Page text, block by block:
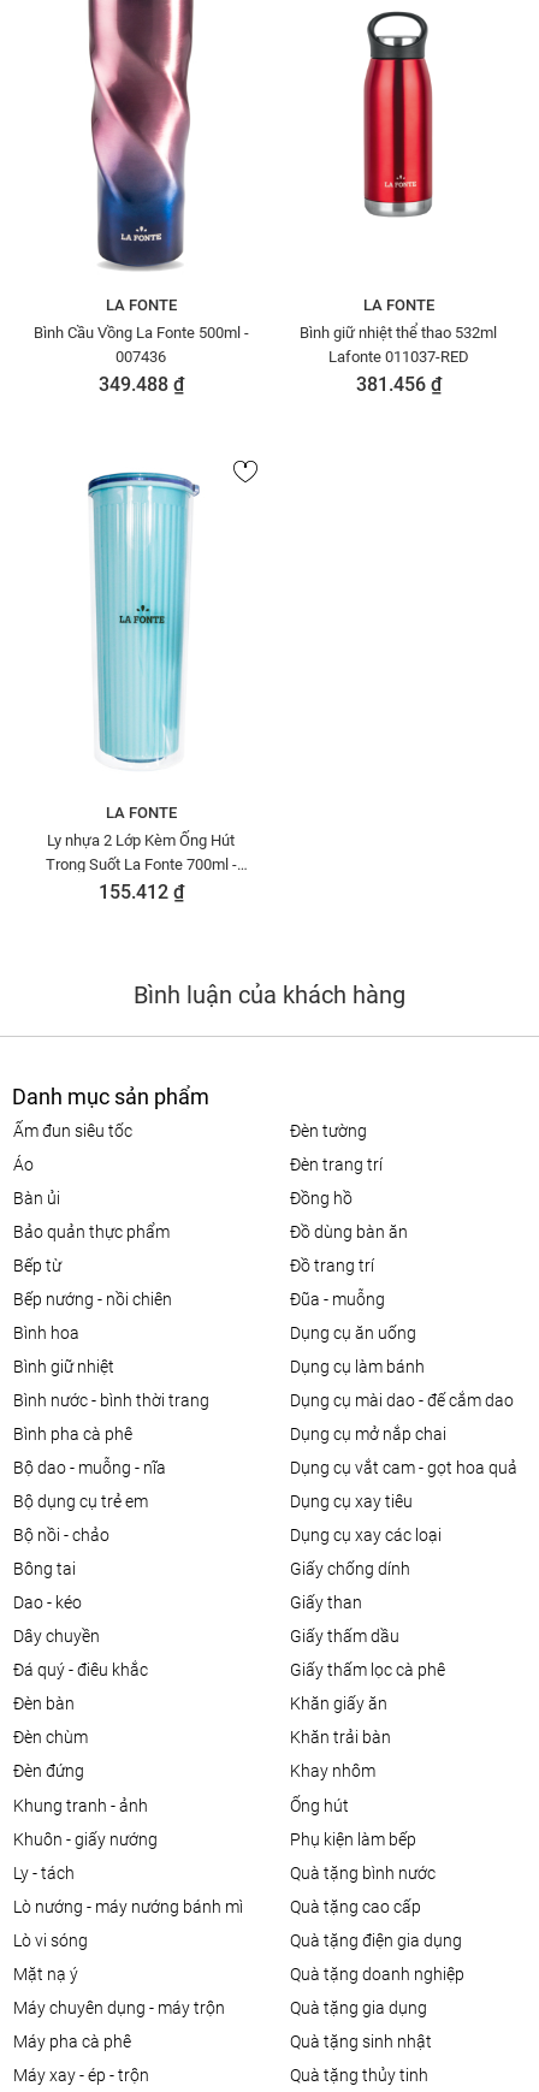
LA FONTE
Bình Cầu Vồng La Fonte 500ml -
007436
349.488 ₫
LA FONTE
Bình giữ nhiệt thể thao 532ml
Lafonte 011037-RED
381.456 ₫
LA FONTE
Ly nhựa 2 Lớp Kèm Ống Hút
Trong Suốt La Fonte 700ml -
011549
155.412 ₫
Bình luận của khách hàng
Danh mục sản phẩm
ấm đun siêu tốc
áo
bàn ủi
bảo quản thực phẩm
bếp từ
bếp nướng - nồi chiên
bình hoa
bình giữ nhiệt
bình nước - bình thời trang
bình pha cà phê
bộ dao - muỗng - nĩa
bộ dụng cụ trẻ em
bộ nồi - chảo
bông tai
dao - kéo
dây chuyền
đá quý - điêu khắc
đèn bàn
đèn chùm
đèn đứng
đèn tường
đèn trang trí
đồng hồ
đồ dùng bàn ăn
đồ trang trí
đũa - muỗng
dụng cụ ăn uống
dụng cụ làm bánh
dụng cụ mài dao - đế cắm dao
dụng cụ mở nắp chai
dụng cụ vắt cam - gọt hoa quả
dụng cụ xay tiêu
dụng cụ xay các loại
giấy chống dính
giấy than
giấy thấm dầu
giấy thấm lọc cà phê
khăn giấy ăn
khăn trải bàn
khay nhôm
khung tranh - ảnh
khuôn - giấy nướng
ly - tách
lò nướng - máy nướng bánh mì
lò vi sóng
mặt nạ ý
máy chuyên dụng - máy trộn
máy pha cà phê
máy xay - ép - trộn
ống hút
phụ kiện làm bếp
quà tặng bình nước
quà tặng cao cấp
quà tặng điện gia dụng
quà tặng doanh nghiệp
quà tặng gia dụng
quà tặng sinh nhật
quà tặng thủy tinh